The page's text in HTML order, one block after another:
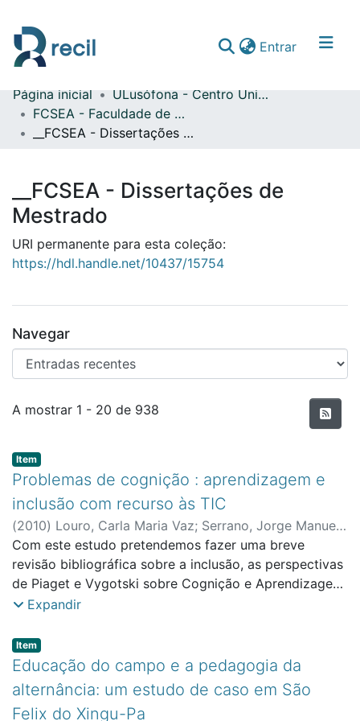
Entrar(current)
Comunidades & Coleções
Percorrer repositório
Página inicial
ULusófona - Centro Universitário de Lisboa
FCSEA - Faculdade de Ciências Sociais, Educação e Administração
__FCSEA - Dissertações de Mestrado
__FCSEA - Dissertações de
Mestrado
URI permanente para esta coleção:
https://hdl.handle.net/10437/15754
Navegar
Entradas recentes
A mostrar 1 - 20 de 938
Item type:
Item,
Problemas de cognição : aprendizagem e
inclusão com recurso às TIC
(2010) Louro, Carla Maria Vaz; Serrano, Jorge Manuel
de Melo, orient.
Com este estudo pretendemos fazer uma breve
revisão bibliográfica sobre a inclusão, as perspectivas
de Piaget e Vygotski sobre Cognição e Aprendizagem,
a Promoção Cognitiva e Aprendizagem, a
Comunicação na sala de aula e, através de uma
avaliação, aplicar instrumentos de recolha de dados
numa turma de 8ºano com duas alunas com
necessidades educativas especiais, de forma a fazer a
Expandir
Item type:
Item,
Educação do campo e a pedagogia da
alternância: um estudo de caso em São
Felix do Xingu-Pa